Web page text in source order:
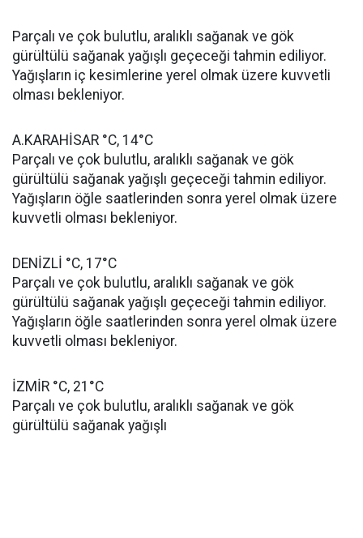
Parçalı ve çok bulutlu, aralıklı sağanak ve gök
gürültülü sağanak yağışlı geçeceği tahmin ediliyor.
Yağışların iç kesimlerine yerel olmak üzere kuvvetli
olması bekleniyor.
A.KARAHİSAR °C, 14°C
Parçalı ve çok bulutlu, aralıklı sağanak ve gök
gürültülü sağanak yağışlı geçeceği tahmin ediliyor.
Yağışların öğle saatlerinden sonra yerel olmak üzere
kuvvetli olması bekleniyor.
DENİZLİ °C, 17°C
Parçalı ve çok bulutlu, aralıklı sağanak ve gök
gürültülü sağanak yağışlı geçeceği tahmin ediliyor.
Yağışların öğle saatlerinden sonra yerel olmak üzere
kuvvetli olması bekleniyor.
İZMİR °C, 21°C
Parçalı ve çok bulutlu, aralıklı sağanak ve gök
gürültülü sağanak yağışlı